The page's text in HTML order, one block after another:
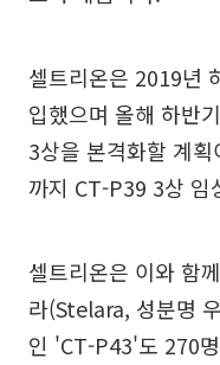
셀트리온은 2019년
입했으며 올해 하반
3상을 본격화할 계
까지 CT-P39 3상 임
셀트리온은 이와 함
라(Stelara, 성분명
인 'CT-P43'도 270